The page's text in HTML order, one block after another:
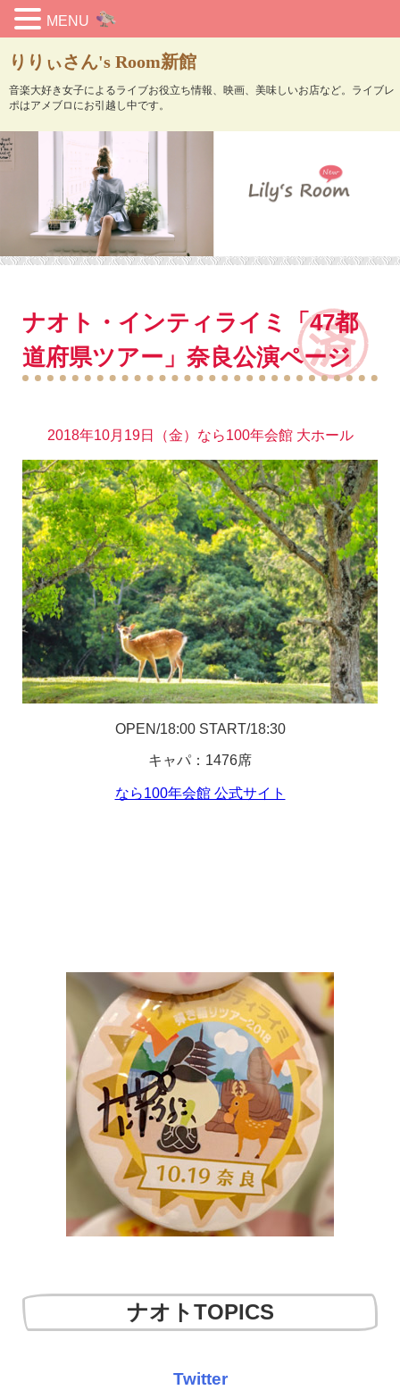
りりぃさん's Room新館
音楽大好き女子によるライブお役立ち情報、映画、美味しいお店など。ライブレ
ポはアメブロにお引越し中です。
ナオト・インティライミ「47都
道府県ツアー」奈良公演ページ
2018年10月19日（金）なら100年会館 大ホール
OPEN/18:00 START/18:30
キャパ：1476席
なら100年会館 公式サイト
ナオトTOPICS
Twitter
MENU